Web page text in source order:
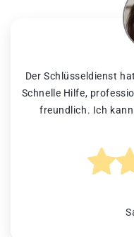
Der Schlüsseldienst
Schnelle Hilfe,
freundlich. Ich